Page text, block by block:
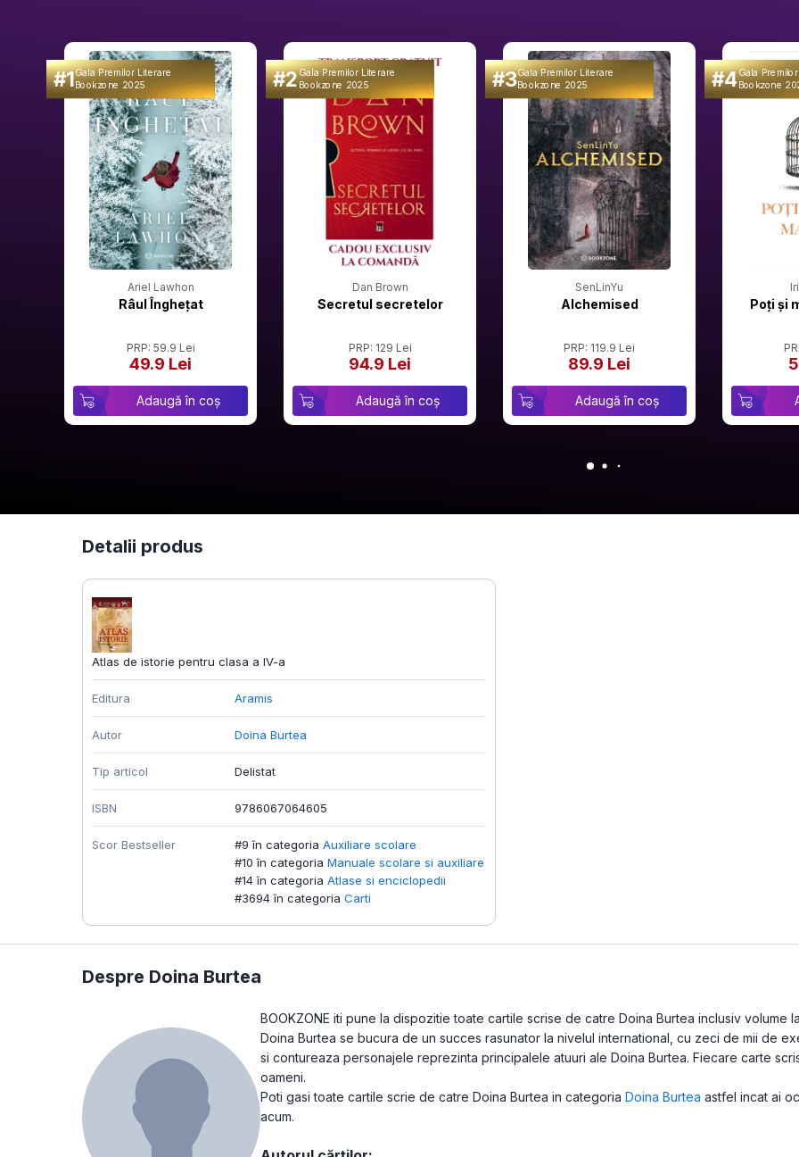
#1Gala Premilor Literare
Bookzone 2025
Ariel Lawhon
Râul Înghețat
PRP: 59.9 Lei
49.9 Lei
Adaugă în coș
#2Gala Premilor Literare
Bookzone 2025
Dan Brown
Secretul secretelor
PRP: 129 Lei
94.9 Lei
Adaugă în coș
#3Gala Premilor Literare
Bookzone 2025
SenLinYu
Alchemised
PRP: 119.9 Lei
89.9 Lei
Adaugă în coș
#4Gala
Bookzone
Poți și
Detalii produs
Atlas de istorie pentru clasa a IV-a
Editura Aramis
Autor Doina Burtea
Tip articol Delistat
ISBN 9786067064605
Scor Bestseller #9 în categoria Auxiliare scolare
#10 în categoria Manuale scolare si auxiliare
#14 în categoria Atlase si enciclopedii
#3694 în categoria Carti
Despre Doina Burtea
BOOKZONE iti pune la dispozitie toate cartile scrise de catre Doina Burtea inclusiv volume
Doina Burtea se bucura de un succes rasunator la nivelul international, cu zeci de mii de
si contureaza personajele reprezinta principalele atuuri ale Doina Burtea. Fiecare carte
oameni.
Poti gasi toate cartile scrie de catre Doina Burtea in categoria Doina Burtea astfel incat ai
acum.